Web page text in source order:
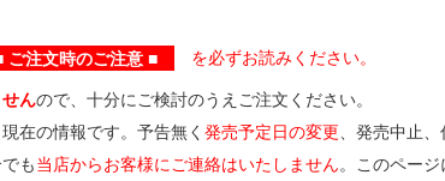
注文時のご注意 ■ を必ずお読みください。
んので、十分にご検討のうえご注文ください。
在の情報です。予告無く 発売予定日の変更、発売中止、
も当店からお客様にご連絡はいたしません。このペー